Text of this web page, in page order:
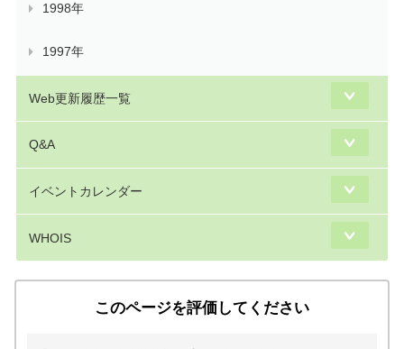
1998年
1997年
Web更新履歴一覧
Q&A
イベントカレンダー
WHOIS
このページを評価してください